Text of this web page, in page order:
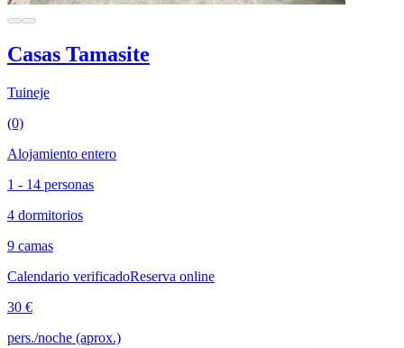
Casas Tamasite
Tuineje
(0)
Alojamiento entero
1 - 14 personas
4 dormitorios
9 camas
Calendario verificadoReserva online
30 €
pers./noche (aprox.)